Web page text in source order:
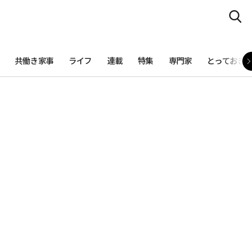
共働き家事 ライフ 連載 特集 専門家 とっておき